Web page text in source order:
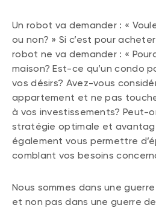
CATÉGORIES D'ACTIFS
Actions
Fonds équilibré
Marché monétaire
Revenu fixe
Alternatif
Un robot va demander : «
ou non? » Si c’est pour
robot ne va demander : «
maison? Est-ce qu’un condo
vos désirs? Avez-vous
appartement et ne pas
à vos investissements? Peut-
stratégie optimale et
également vous permettre
comblant vos besoins
Nous sommes dans une
et non pas dans une guerre